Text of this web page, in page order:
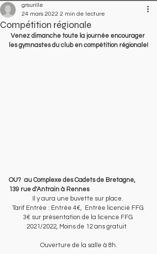
Compétition régionale
grsurille
24 mars 2022 2 min de lecture
Venez dimanche toute la journée encourager
les gymnastes du club en compétition régionale!
OU? au Complexe des Cadets de Bretagne,
139 rue d'Antrain à Rennes
Il y aura une buvette sur place.
Tarif Entrée : Entrée 4€,  Entrée licencié FFG
3€ sur présentation de la licence FFG
2021/2022, Moins de 12 ans gratuit
Ouverture de la salle à 8h.